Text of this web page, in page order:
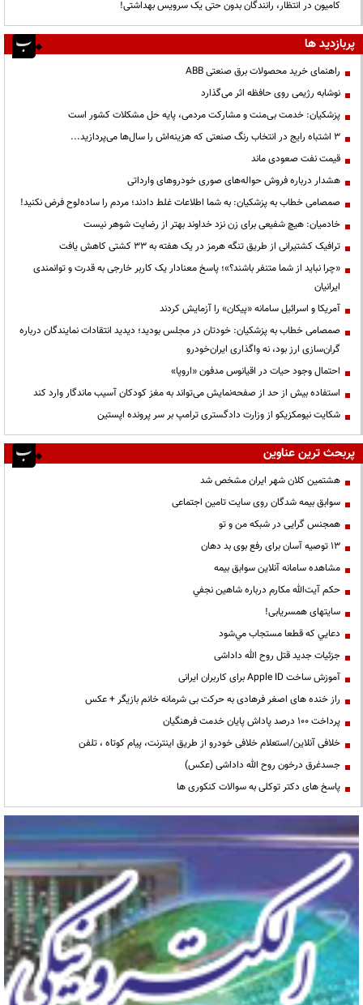
کامیون در انتظار، رانندگان بدون حتی یک سرویس بهداشتی!
پربازدید ها
راهنمای خرید محصولات برق صنعتی ABB
نوشابه رژیمی روی حافظه اثر می‌گذارد
پزشکیان: خدمت بی‌منت و مشارکت مردمی، پایه حل مشکلات کشور است
3 اشتباه رایج در انتخاب رنگ صنعتی که هزینه‌اش را سال‌ها می‌پردازید...
قیمت نفت صعودی ماند
هشدار درباره فروش حواله‌های صوری خودروهای وارداتی
صمصامی خطاب به پزشکیان: به شما اطلاعات غلط دادند؛ مردم را ساده‌لوح فرض نکنید!
خادمیان: هیچ شفیعی برای زن نزد خداوند بهتر از رضایت شوهر نیست
ترافیک کشتیرانی از طریق تنگه هرمز در یک هفته به ۳۳ کشتی کاهش یافت
«چرا نباید از شما متنفر باشند؟»؛ پاسخ معنادار یک کاربر خارجی به قدرت و توانمندی
ایرانیان
آمریکا و اسرائیل سامانه «پیکان» را آزمایش کردند
صمصامی خطاب به پزشکیان: خودتان در مجلس بودید؛ دیدید انتقادات نمایندگان درباره
گران‌سازی ارز بود، نه واگذاری ایران‌خودرو
احتمال وجود حیات در اقیانوس مدفون «اروپا»
استفاده بیش از حد از صفحه‌نمایش می‌تواند به مغز کودکان آسیب ماندگار وارد کند
شکایت نیومکزیکو از وزارت دادگستری ترامپ بر سر پرونده اپستین
پربحث ترین عناوین
هشتمین کلان شهر ایران مشخص شد
سوابق بیمه شدگان روی سایت تامین اجتماعی
همجنس گرایی در شبکه من و تو
13 توصیه آسان برای رفع بوی بد دهان
مشاهده سامانه آنلاين سوابق بیمه
حكم آيت‌الله مكارم درباره شاهين نجفي
سایتهای همسریابی!
دعايي كه قطعا مستجاب مي‌شود
جزئیات جدید قتل روح الله داداشی
آموزش ساخت Apple ID برای کاربران ایرانی
راز خنده های اصغر فرهادی به حرکت بی شرمانه خانم بازیگر + عکس
پرداخت ۱۰۰ درصد پاداش پایان خدمت فرهنگیان
خلافی آنلاین/استعلام خلافی خودرو از طریق اینترنت، پیام کوتاه ، تلفن
جسدغرق درخون روح الله داداشی (عکس)
پاسخ های دکتر توکلی به سوالات کنکوری ها